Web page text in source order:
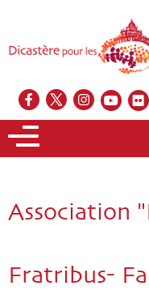
Association
Fratribus-